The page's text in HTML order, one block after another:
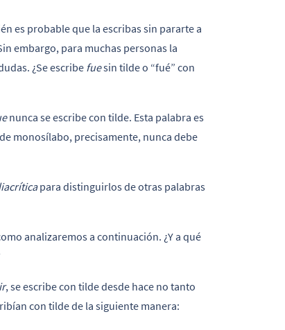
es probable que la escribas sin pararte a
embargo, para muchas personas la
¿Se escribe fuesin tilde o “fué” con
nunca se escribe con tilde. Esta palabra es
monosílabo, precisamente, nunca debe
para distinguirlos de otras palabras
analizaremos a continuación. ¿Y a qué
ir, se escribe con tilde desde hace no tanto
con tilde de la siguiente manera: